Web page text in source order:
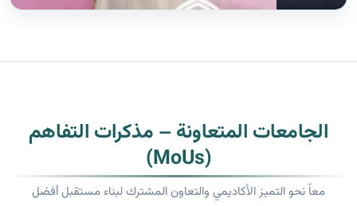
الجامعات المتعاونة – مذكرات التفاهم
(MoUs)
معاً نحو التميز الأكاديمي والتعاون المشترك لبناء مستقبل أفضل